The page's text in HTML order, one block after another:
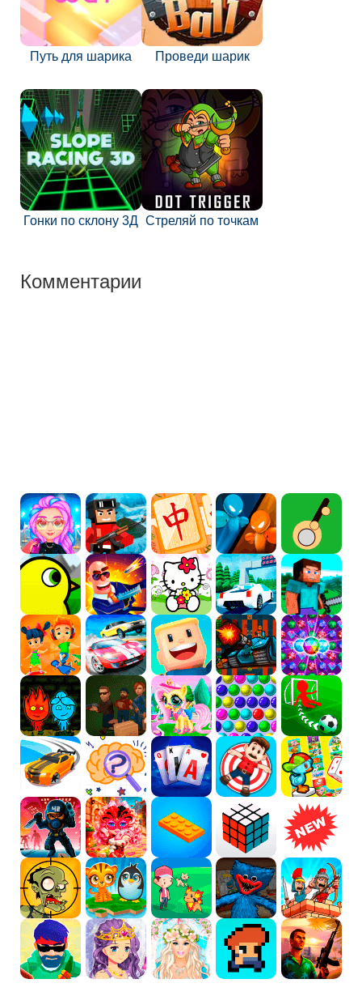
Путь для шарика Проведи шарик
Гонки по склону 3Д Стреляй по точкам
Комментарии